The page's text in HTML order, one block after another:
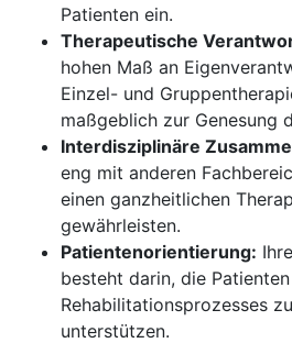
Patienten ein.
Therapeutische
hohen Maß an
Einzel- und
maßgeblich zur Genesung
Interdisziplinäre
eng mit anderen
einen ganzheitlichen
gewährleisten.
Patientenorientierung:
besteht darin, die
Rehabilitationsprozesses
unterstützen.